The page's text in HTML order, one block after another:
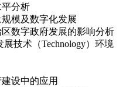
平分析
模及数字化发展
数字政府发展的影响分析
技术（Technology）环境
设中的应用